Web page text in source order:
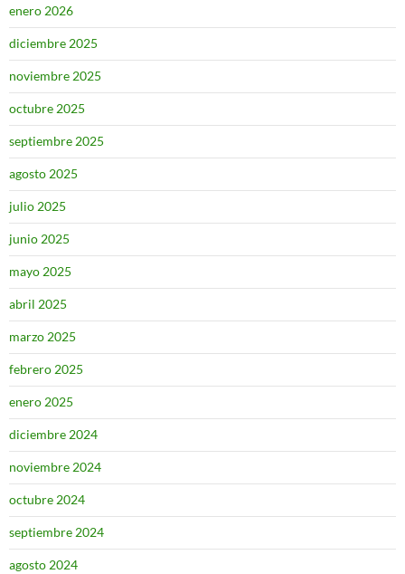
enero 2026
diciembre 2025
noviembre 2025
octubre 2025
septiembre 2025
agosto 2025
julio 2025
junio 2025
mayo 2025
abril 2025
marzo 2025
febrero 2025
enero 2025
diciembre 2024
noviembre 2024
octubre 2024
septiembre 2024
agosto 2024